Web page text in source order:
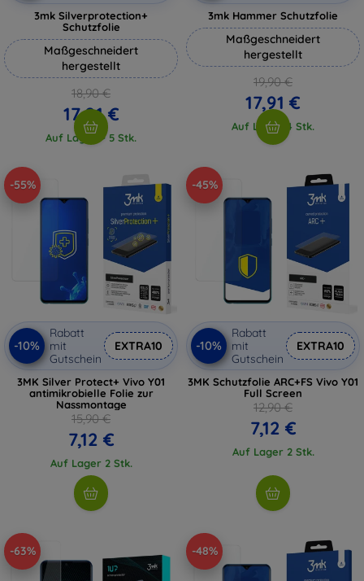
3mk Silverprotection+
Schutzfolie
Maßgeschneidert
hergestellt
18,90 €
17,01 €
Auf Lager > 5 Stk.
3mk Hammer Schutzfolie
Maßgeschneidert
hergestellt
19,90 €
17,91 €
Auf Lager 4 Stk.
-55%
-10%
Rabatt
mit
Gutschein
EXTRA10
3MK Silver Protect+ Vivo Y01
antimikrobielle Folie zur
Nassmontage
15,90 €
7,12 €
Auf Lager 2 Stk.
-45%
-10%
Rabatt
mit
Gutschein
EXTRA10
3MK Schutzfolie ARC+FS Vivo Y01
Full Screen
12,90 €
7,12 €
Auf Lager 2 Stk.
-63% -48%